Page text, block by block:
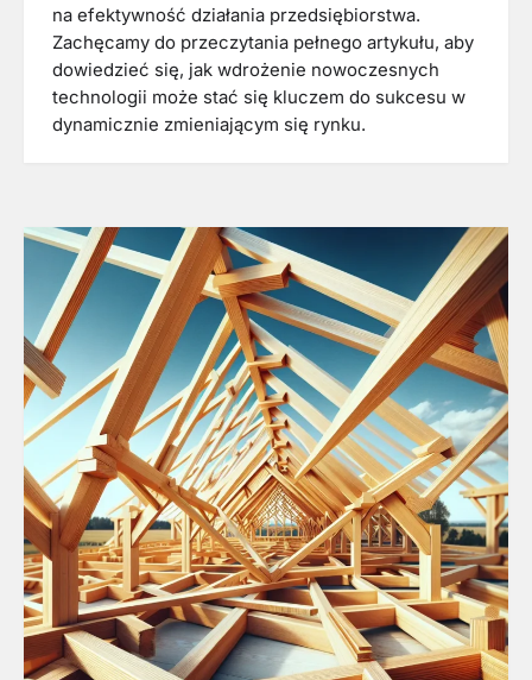
na efektywność działania przedsiębiorstwa.
Zachęcamy do przeczytania pełnego artykułu, aby
dowiedzieć się, jak wdrożenie nowoczesnych
technologii może stać się kluczem do sukcesu w
dynamicznie zmieniającym się rynku.